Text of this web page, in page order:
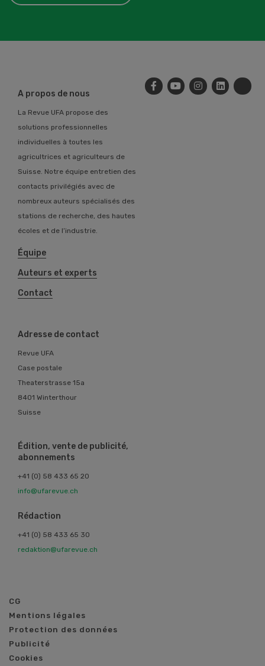
A propos de nous
La Revue UFA propose des
solutions professionnelles
individuelles à toutes les
agricultrices et agriculteurs de
Suisse. Notre équipe entretien des
contacts privilégiés avec de
nombreux auteurs spécialisés des
stations de recherche, des hautes
écoles et de l’industrie.
Équipe
Auteurs et experts
Contact
Adresse de contact
Revue UFA
Case postale
Theaterstrasse 15a
8401 Winterthour
Suisse
Édition, vente de publicité,
abonnements
+41 (0) 58 433 65 20
info@ufarevue.ch
Rédaction
+41 (0) 58 433 65 30
redaktion@ufarevue.ch
CG
Mentions légales
Protection des données
Publicité
Cookies